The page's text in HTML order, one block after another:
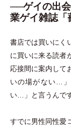
──ゲイの出
業ゲイ雑誌「
書店では買いにく
に買いに来る読者
応接間に案内して
いの場がない… 」
い… 」 と言うんで
すでに男性同性愛